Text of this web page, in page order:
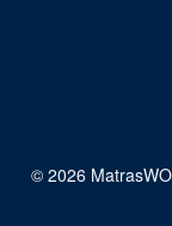
© 2026